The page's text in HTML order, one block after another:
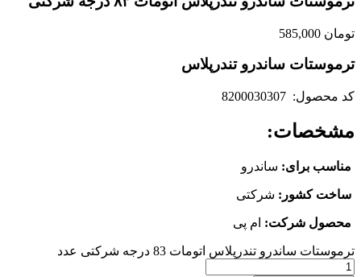
تومان
ترموستات ساندرو تندرپلاس
کد محصول: 8200030307
مشخصات:
مناسب برای: ساندرو
ساخت کشور : شرکتی
محصول شرکت: ام پی
ترموستات ساندرو تندرپلاس اتومات 83 درجه شرکتی عدد